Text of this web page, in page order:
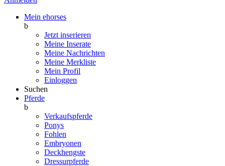
Mein ehorses
b
Jetzt inserieren
Meine Inserate
Meine Nachrichten
Meine Merkliste
Mein Profil
Einloggen
Suchen
Pferde
b
Verkaufspferde
Ponys
Fohlen
Embryonen
Deckhengste
Dressurpferde